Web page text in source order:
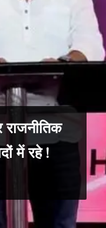
में रहे !